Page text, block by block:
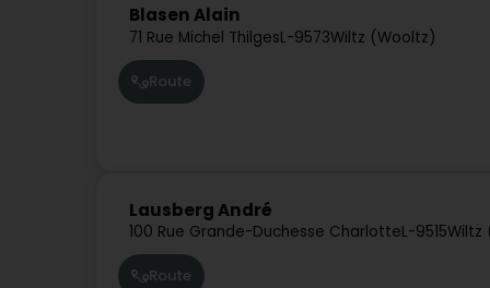
Blasen Alain
71 Rue Michel ThilgesL-9573Wiltz (Wooltz)
Route
Lausberg André
100 Rue Grande-Duchesse CharlotteL-9515Wiltz
Route